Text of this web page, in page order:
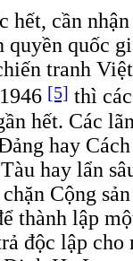
hết, cần
quyền quốc
tranh
[5] thì
hết. Các
hay
Tàu hay lẩn
Cộng
thành lập
độc lập cho